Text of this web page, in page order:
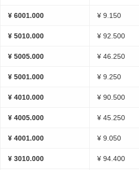
¥ 6001.000 ¥ 9.150
¥ 5010.000 ¥ 92.500
¥ 5005.000 ¥ 46.250
¥ 5001.000 ¥ 9.250
¥ 4010.000 ¥ 90.500
¥ 4005.000 ¥ 45.250
¥ 4001.000 ¥ 9.050
¥ 3010.000 ¥ 94.400